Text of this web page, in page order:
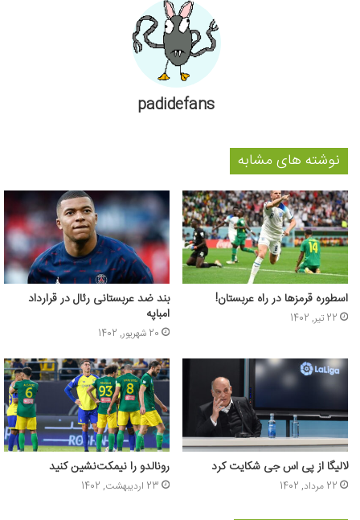
padidefans
نوشته های مشابه
اسطوره قرمزها در راه عربستان!
22 تیر, 1402
بند ضد عربستانی رئال در قرارداد
امباپه
20 شهریور, 1402
لالیگا از پی اس جی شکایت کرد
22 مرداد, 1402
رونالدو را نیمکت‌نشین کنید
23 اردیبهشت, 1402